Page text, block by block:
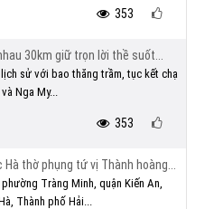
353
30km giữ trọn lời thề suốt...
sử với bao thăng trầm, tục kết chạ
Nga My...
353
thờ phụng tứ vị Thành hoàng...
Tràng Minh, quận Kiến An,
Thành phố Hải...